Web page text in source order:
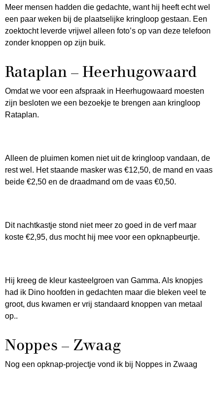
Meer mensen hadden die gedachte, want hij heeft echt wel
een paar weken bij de plaatselijke kringloop gestaan. Een
zoektocht leverde vrijwel alleen foto’s op van deze telefoon
zonder knoppen op zijn buik.
Rataplan – Heerhugowaard
Omdat we voor een afspraak in Heerhugowaard moesten
zijn besloten we een bezoekje te brengen aan kringloop
Rataplan.
Alleen de pluimen komen niet uit de kringloop vandaan, de
rest wel. Het staande masker was €12,50, de mand en vaas
beide €2,50 en de draadmand om de vaas €0,50.
Dit nachtkastje stond niet meer zo goed in de verf maar
koste €2,95, dus mocht hij mee voor een opknapbeurtje.
Hij kreeg de kleur kasteelgroen van Gamma. Als knopjes
had ik Dino hoofden in gedachten maar die bleken veel te
groot, dus kwamen er vrij standaard knoppen van metaal
op..
Noppes – Zwaag
Nog een opknap-projectje vond ik bij Noppes in Zwaag